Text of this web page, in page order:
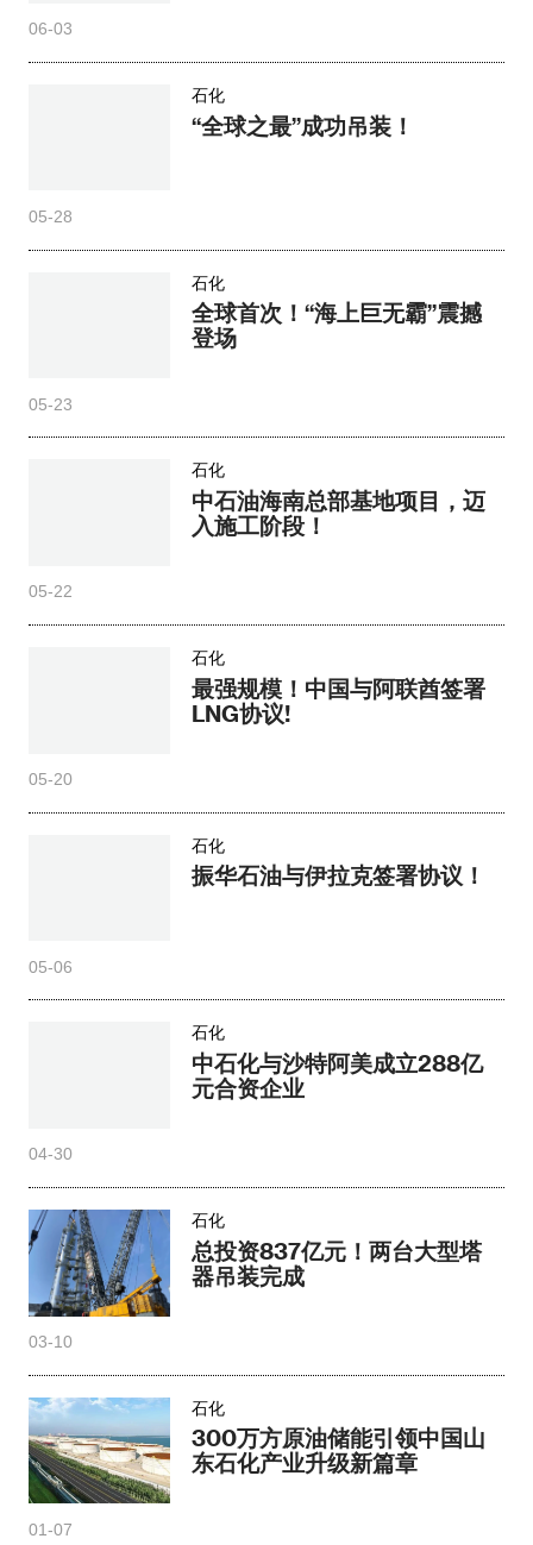
06-03
石化
“全球之最”成功吊装！
05-28
石化
全球首次！“海上巨无霸”震撼
登场
05-23
石化
中石油海南总部基地项目，迈
入施工阶段！
05-22
石化
最强规模！中国与阿联酋签署
LNG协议!
05-20
石化
振华石油与伊拉克签署协议！
05-06
石化
中石化与沙特阿美成立288亿
元合资企业
04-30
石化
总投资837亿元！两台大型塔
器吊装完成
03-10
石化
300万方原油储能引领中国山
东石化产业升级新篇章
01-07